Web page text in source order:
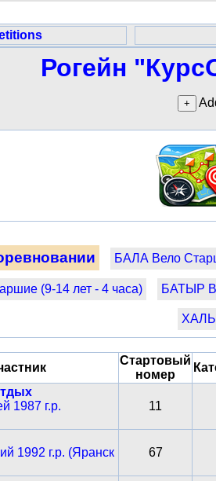
Рогейн
БАЛА Вело
(9-14 лет - 4 часа) БАТЫР
Стартовый
номер
1987 г.р.
11
1992 г.р. (Яранск
67